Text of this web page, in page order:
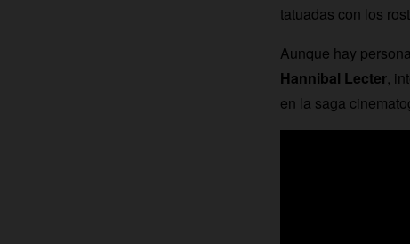
tatuadas con los
Aunque hay
Hannibal Lecter,
en la saga